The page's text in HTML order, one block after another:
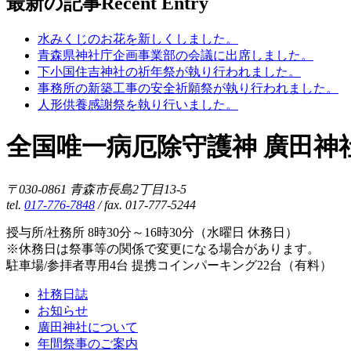
水みくじのお花を新しくしました。
青森県神社庁企画事業部の会議に出席しました。
下小国住吉神社の祈年祭が執り行われました。
事務所の新築工事の安全祈願祭が執り行われました。
人形供養感謝祭を執り行いました。
全国唯一病厄除守護神 廣田神
〒030-0861 青森市長島2丁目13-5
tel. 017-776-7848 / fax. 017-777-5244
授与所/社務所 8時30分～16時30分（水曜日 休務日）
※休務日は祭事等の関係で変更になる場合があります。
駐車場/参拝者専用4台 提携コインパーキング22台（有料）
社務日誌
お知らせ
廣田神社について
年間祭事のご案内